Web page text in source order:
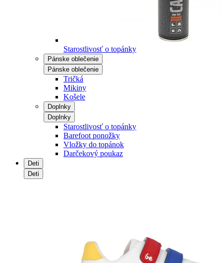
Starostlivosť o topánky
Pánske oblečenie
Pánske oblečenie
Tričká
Mikiny
Košele
Doplnky
Doplnky
Starostlivosť o topánky
Barefoot ponožky
Vložky do topánok
Darčekový poukaz
Deti
Deti